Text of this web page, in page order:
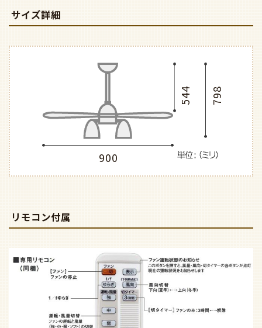
サイズ詳細
900
798
544
リモコン付属